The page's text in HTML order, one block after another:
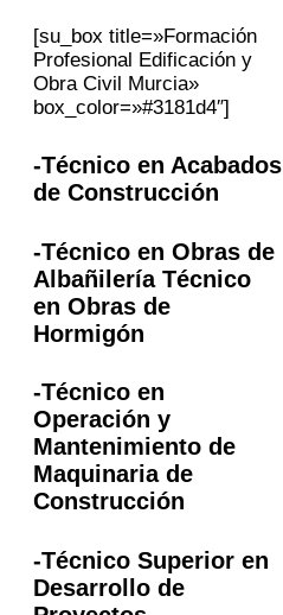
[su_box title=»Formación
Profesional Edificación y
Obra Civil Murcia»
box_color=»#3181d4″]
-Técnico en Acabados
de Construcción
-Técnico en Obras de
Albañilería Técnico
en Obras de
Hormigón
-Técnico en
Operación y
Mantenimiento de
Maquinaria de
Construcción
-Técnico Superior en
Desarrollo de